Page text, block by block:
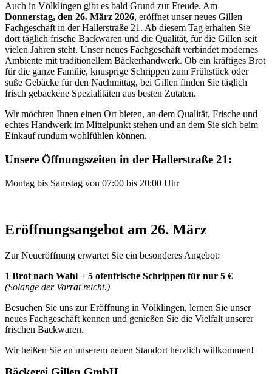
Auch in Völklingen gibt es bald Grund zur Freude. Am
Donnerstag, den 26. März 2026, eröffnet unser neues Gillen
Fachgeschäft in der Hallerstraße 21. Ab diesem Tag erhalten Sie
dort täglich frische Backwaren und die Qualität, für die Gillen seit
vielen Jahren steht. Unser neues Fachgeschäft verbindet modernes
Ambiente mit traditionellem Bäckerhandwerk. Ob ein kräftiges Brot
für die ganze Familie, knusprige Schrippen zum Frühstück oder
süße Gebäcke für den Nachmittag, bei Gillen finden Sie täglich
frisch gebackene Spezialitäten aus besten Zutaten.
Wir möchten Ihnen einen Ort bieten, an dem Qualität, Frische und
echtes Handwerk im Mittelpunkt stehen und an dem Sie sich beim
Einkauf rundum wohlfühlen können.
Unsere Öffnungszeiten in der Hallerstraße 21:
Montag bis Samstag von 07:00 bis 20:00 Uhr
Eröffnungsangebot am 26. März
Zur Neueröffnung erwartet Sie ein besonderes Angebot:
1 Brot nach Wahl + 5 ofenfrische Schrippen für nur 5 €
(Solange der Vorrat reicht.)
Besuchen Sie uns zur Eröffnung in Völklingen, lernen Sie unser
neues Fachgeschäft kennen und genießen Sie die Vielfalt unserer
frischen Backwaren.
Wir heißen Sie an unserem neuen Standort herzlich willkommen!